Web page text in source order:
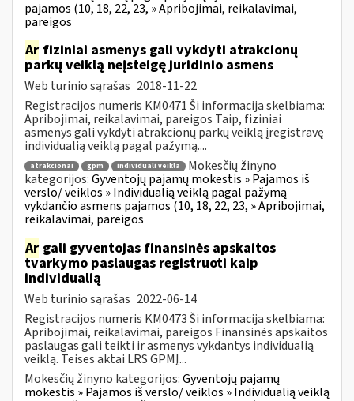
pajamos (10, 18, 22, 23, » Apribojimai, reikalavimai,
pareigos
Ar fiziniai asmenys gali vykdyti atrakcionų
parkų veiklą neįsteigę juridinio asmens
Web turinio sąrašas 2018-11-22
Registracijos numeris KM0471 Ši informacija skelbiama:
Apribojimai, reikalavimai, pareigos Taip, fiziniai
asmenys gali vykdyti atrakcionų parkų veiklą įregistravę
individualią veiklą pagal pažymą....
atrakcionai gpm individuali veikla
Mokesčių žinyno
kategorijos:Gyventojų pajamų mokestis » Pajamos iš
verslo/ veiklos » Individualią veiklą pagal pažymą
vykdančio asmens pajamos (10, 18, 22, 23, » Apribojimai,
reikalavimai, pareigos
Ar gali gyventojas finansinės apskaitos
tvarkymo paslaugas registruoti kaip
individualią
Web turinio sąrašas 2022-06-14
Registracijos numeris KM0473 Ši informacija skelbiama:
Apribojimai, reikalavimai, pareigos Finansinės apskaitos
paslaugas gali teikti ir asmenys vykdantys individualią
veiklą. Teises aktai LRS GPMĮ...
Mokesčių žinyno kategorijos:Gyventojų pajamų
mokestis » Pajamos iš verslo/ veiklos » Individualią veiklą